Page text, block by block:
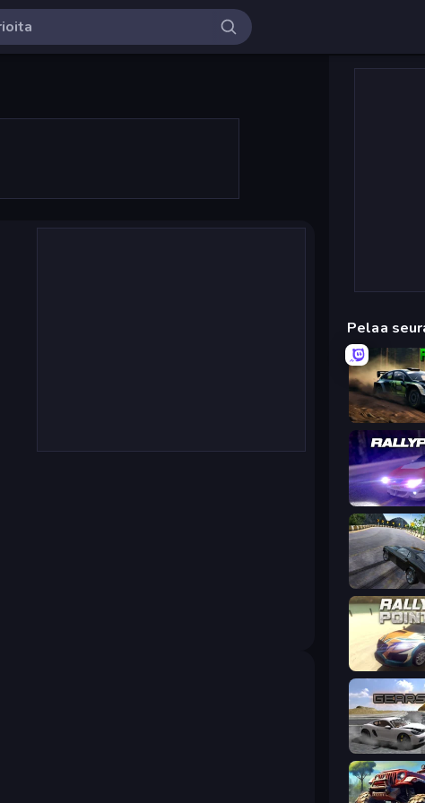
Pelaa
Rally Racer
Rally Point
Burnout
Rally Point 3
Gearshift